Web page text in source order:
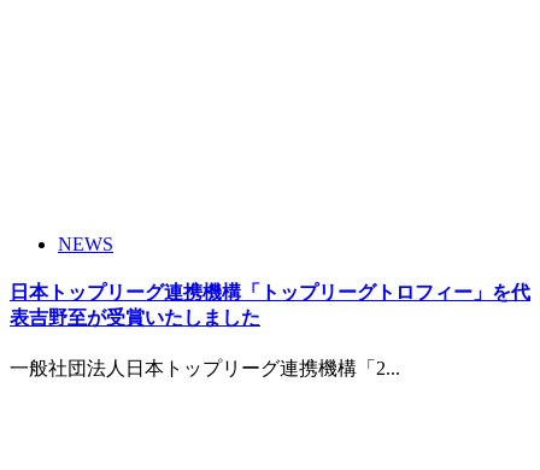
NEWS
日本トップリーグ連携機構「トップリーグトロフィー」を代
表吉野至が受賞いたしました
一般社団法人日本トップリーグ連携機構「2...